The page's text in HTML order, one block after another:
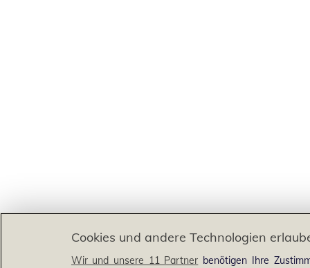
Cookies und andere Technologien
Wir und unsere 11 Partner benötigen Ihre